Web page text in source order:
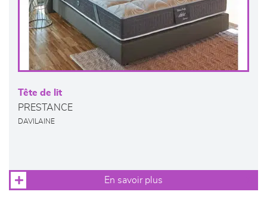
Tête de lit
PRESTANCE
DAVILAINE
En savoir plus